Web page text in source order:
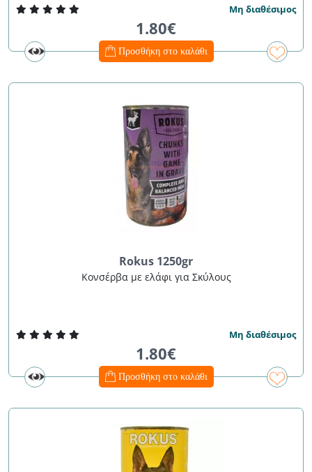
Μη διαθέσιμος
1.80€
Προσθήκη στο καλάθι
Rokus 1250gr
Κονσέρβα με ελάφι για Σκύλους
Μη διαθέσιμος
1.80€
Προσθήκη στο καλάθι